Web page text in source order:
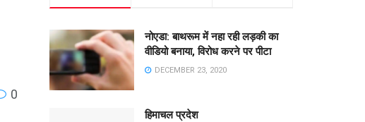
0
नोएडा: बाथरूम में नहा रही लड़की का
वीडियो बनाया, विरोध करने पर पीटा
DECEMBER 23, 2020
हिमाचल प्रदेश